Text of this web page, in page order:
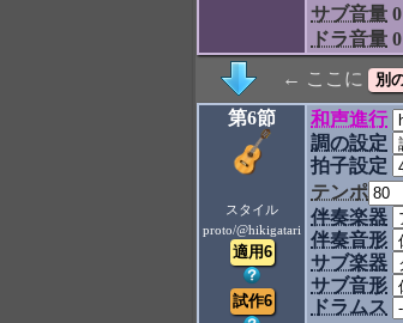
サブ音量 0
ドラ音量 0
← ここに
第6節
スタイル
proto/@hikigatari
和声進行
調の設定
拍子設定
テンポ
伴奏楽器
伴奏音形
サブ楽器
サブ音形
ドラムス